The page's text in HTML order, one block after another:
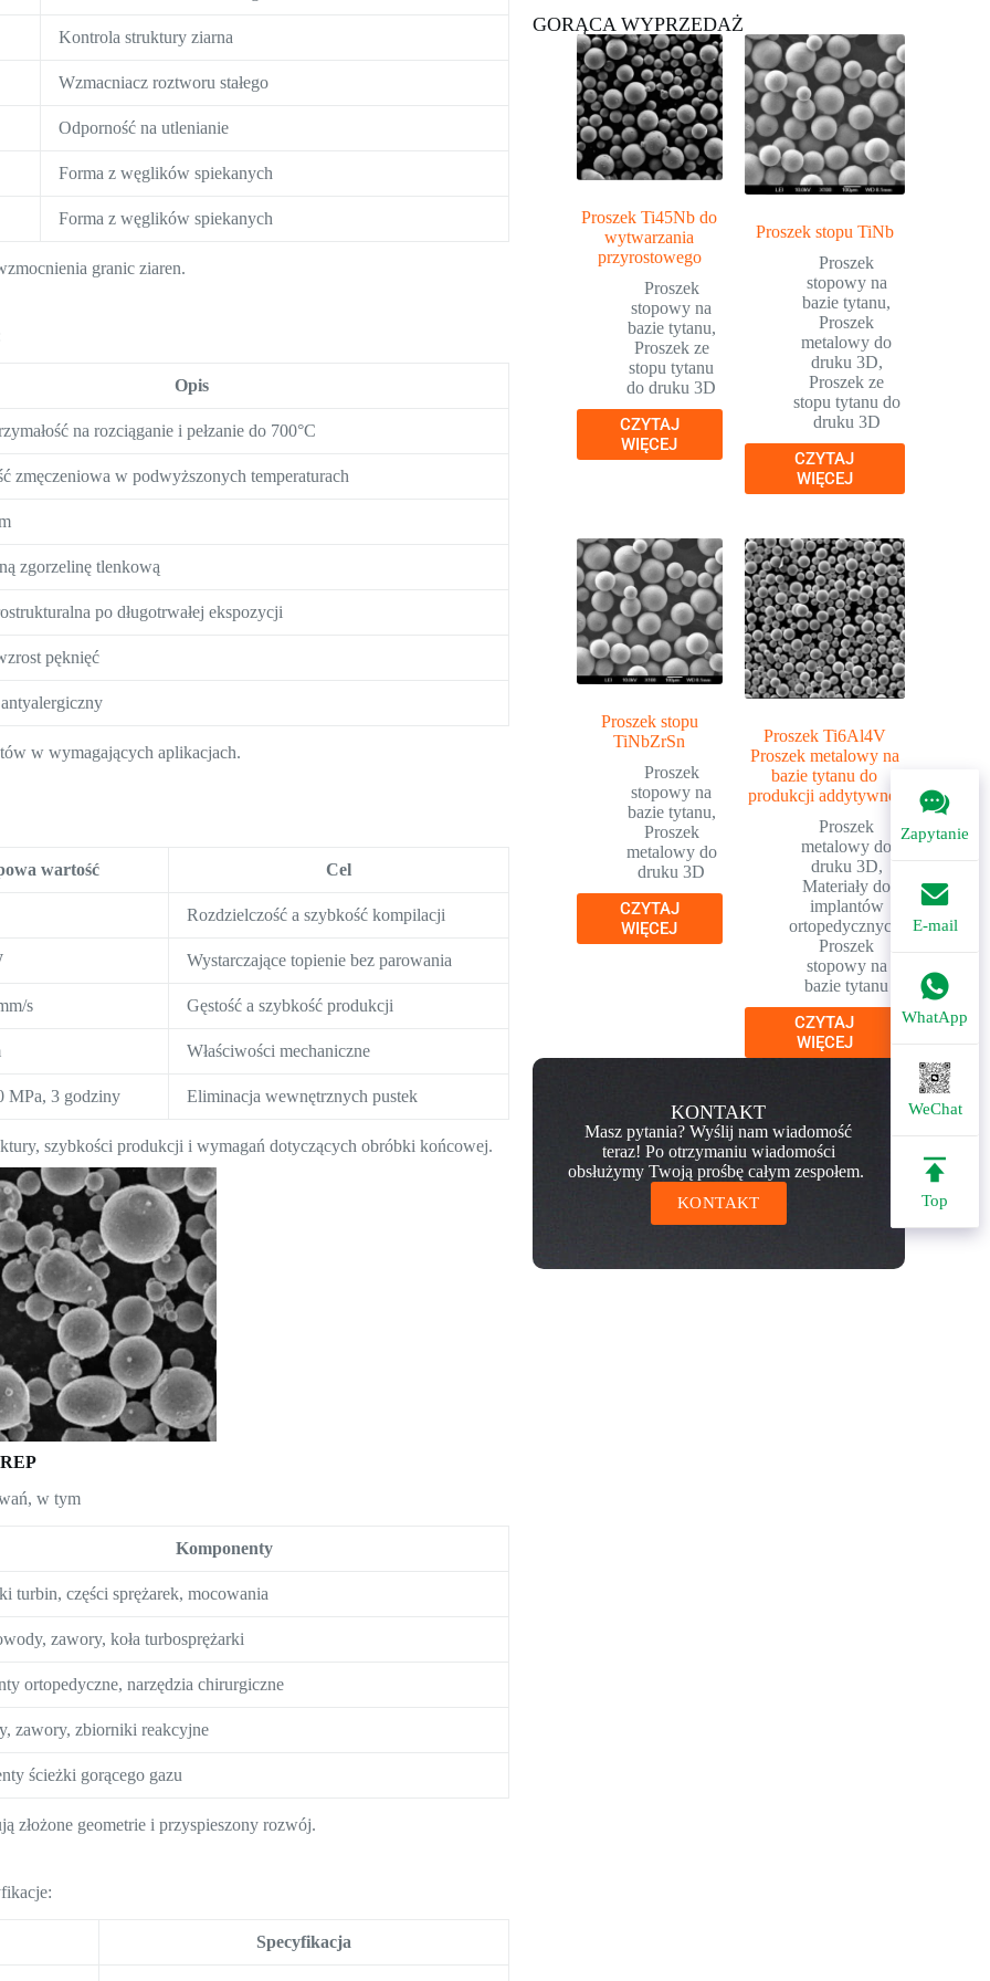
Zapytanie
E-mail
WhatApp
WeChat
Top
Kontrola struktury ziarna
Wzmacniacz roztworu stałego
Odporność na utlenianie
Forma z węglików spiekanych
Forma z węglików spiekanych
granic ziaren.
Opis
na rozciąganie i pełzanie do 700°C
zmęczeniowa w podwyższonych temperaturach
zgorzelinę tlenkową
po długotrwałej ekspozycji
pęknięć
w wymagających aplikacjach.
wartość Cel
Rozdzielczość a szybkość kompilacji
Wystarczające topienie bez parowania
s Gęstość a szybkość produkcji
Właściwości mechaniczne
MPa, 3 godziny Eliminacja wewnętrznych pustek
szybkości produkcji i wymagań dotyczących obróbki końcowej.
w tym
Komponenty
turbin, części sprężarek, mocowania
zawory, koła turbosprężarki
ortopedyczne, narzędzia chirurgiczne
zawory, zbiorniki reakcyjne
ścieżki gorącego gazu
geometrie i przyspieszony rozwój.
Specyfikacja
GORĄCA WYPRZEDAŻ
Proszek Ti45Nb do
wytwarzania
przyrostowego
Proszek
stopowy na
bazie tytanu,
Proszek ze
stopu tytanu
do druku 3D
CZYTAJ
WIĘCEJ
Proszek stopu TiNb
Proszek
stopowy na
bazie tytanu,
Proszek
metalowy do
druku 3D,
Proszek ze
stopu tytanu do
druku 3D
CZYTAJ
WIĘCEJ
Proszek stopu
TiNbZrSn
Proszek
stopowy na
bazie tytanu,
Proszek
metalowy do
druku 3D
CZYTAJ
WIĘCEJ
Proszek Ti6Al4V
Proszek metalowy na
bazie tytanu do
produkcji addytywnej
Proszek
metalowy do
druku 3D,
Materiały do
implantów
ortopedycznych
Proszek
stopowy na
bazie tytanu
CZYTAJ
WIĘCEJ
KONTAKT
Masz pytania? Wyślij nam wiadomość
teraz! Po otrzymaniu wiadomości
obsłużymy Twoją prośbę całym zespołem.
KONTAKT